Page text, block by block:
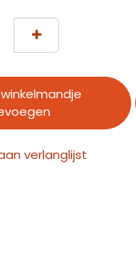
verlanglijst